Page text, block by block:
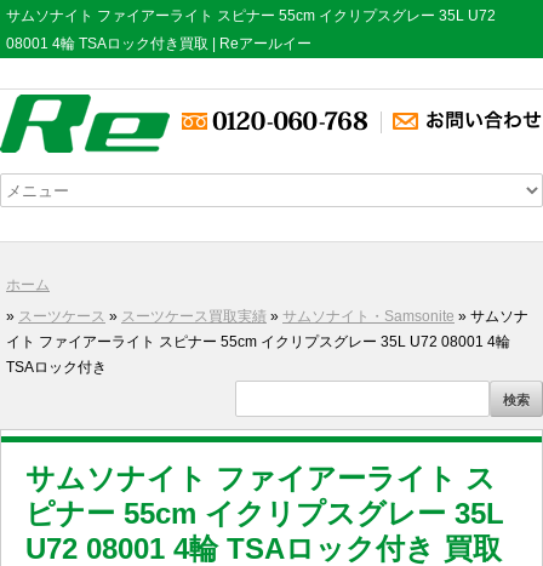
サムソナイト ファイアーライト スピナー 55cm イクリプスグレー 35L U72
08001 4輪 TSAロック付き買取 | Reアールイー
ホーム
» スーツケース » スーツケース買取実績 » サムソナイト・Samsonite » サムソナ
イト ファイアーライト スピナー 55cm イクリプスグレー 35L U72 08001 4輪
TSAロック付き
サムソナイト ファイアーライト ス
ピナー 55cm イクリプスグレー 35L
U72 08001 4輪 TSAロック付き 買取